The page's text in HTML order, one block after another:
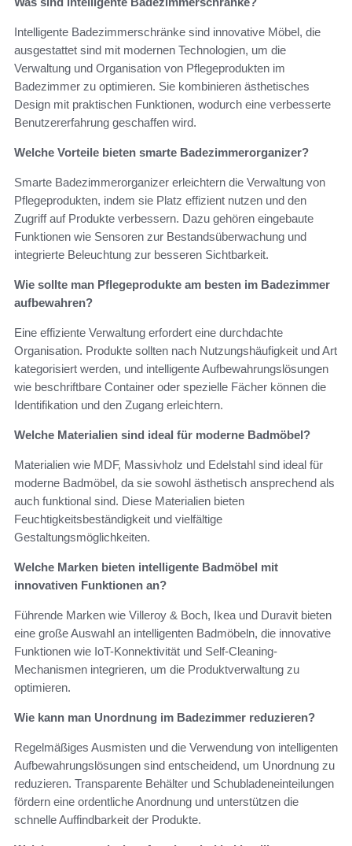
Intelligente Badezimmerschränke sind innovative Möbel, die
ausgestattet sind mit modernen Technologien, um die
Verwaltung und Organisation von Pflegeprodukten im
Badezimmer zu optimieren. Sie kombinieren ästhetisches
Design mit praktischen Funktionen, wodurch eine verbesserte
Benutzererfahrung geschaffen wird.
Welche Vorteile bieten smarte Badezimmerorganizer?
Smarte Badezimmerorganizer erleichtern die Verwaltung von
Pflegeprodukten, indem sie Platz effizient nutzen und den
Zugriff auf Produkte verbessern. Dazu gehören eingebaute
Funktionen wie Sensoren zur Bestandsüberwachung und
integrierte Beleuchtung zur besseren Sichtbarkeit.
Wie sollte man Pflegeprodukte am besten im Badezimmer
aufbewahren?
Eine effiziente Verwaltung erfordert eine durchdachte
Organisation. Produkte sollten nach Nutzungshäufigkeit und Art
kategorisiert werden, und intelligente Aufbewahrungslösungen
wie beschriftbare Container oder spezielle Fächer können die
Identifikation und den Zugang erleichtern.
Welche Materialien sind ideal für moderne Badmöbel?
Materialien wie MDF, Massivholz und Edelstahl sind ideal für
moderne Badmöbel, da sie sowohl ästhetisch ansprechend als
auch funktional sind. Diese Materialien bieten
Feuchtigkeitsbeständigkeit und vielfältige
Gestaltungsmöglichkeiten.
Welche Marken bieten intelligente Badmöbel mit
innovativen Funktionen an?
Führende Marken wie Villeroy & Boch, Ikea und Duravit bieten
eine große Auswahl an intelligenten Badmöbeln, die innovative
Funktionen wie IoT-Konnektivität und Self-Cleaning-
Mechanismen integrieren, um die Produktverwaltung zu
optimieren.
Wie kann man Unordnung im Badezimmer reduzieren?
Regelmäßiges Ausmisten und die Verwendung von intelligenten
Aufbewahrungslösungen sind entscheidend, um Unordnung zu
reduzieren. Transparente Behälter und Schubladeneinteilungen
fördern eine ordentliche Anordnung und unterstützen die
schnelle Auffindbarkeit der Produkte.